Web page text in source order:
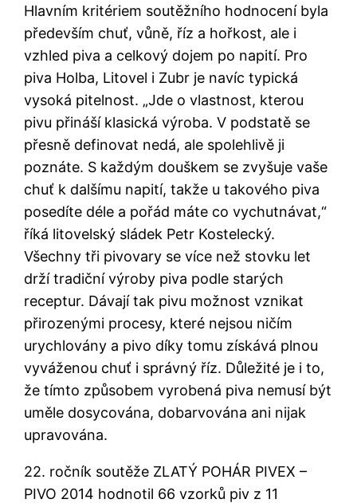
Hlavním kritériem soutěžního hodnocení byla
především chuť, vůně, říz a hořkost, ale i
vzhled piva a celkový dojem po napití. Pro
piva Holba, Litovel i Zubr je navíc typická
vysoká pitelnost. „Jde o vlastnost, kterou
pivu přináší klasická výroba. V podstatě se
přesně definovat nedá, ale spolehlivě ji
poznáte. S každým douškem se zvyšuje vaše
chuť k dalšímu napití, takže u takového piva
posedíte déle a pořád máte co vychutnávat,“
říká litovelský sládek Petr Kostelecký.
Všechny tři pivovary se více než stovku let
drží tradiční výroby piva podle starých
receptur. Dávají tak pivu možnost vznikat
přirozenými procesy, které nejsou ničím
urychlovány a pivo díky tomu získává plnou
vyváženou chuť i správný říz. Důležité je i to,
že tímto způsobem vyrobená piva nemusí být
uměle dosycována, dobarvována ani nijak
upravována.
22. ročník soutěže ZLATÝ POHÁR PIVEX –
PIVO 2014 hodnotil 66 vzorků piv z 11